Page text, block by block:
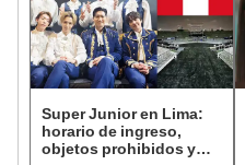
Super Junior en Lima:
horario de ingreso,
objetos prohibidos y